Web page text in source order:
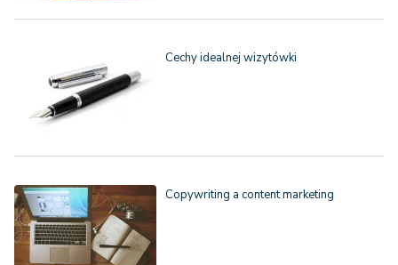
Cechy idealnej wizytówki
Copywriting a content marketing